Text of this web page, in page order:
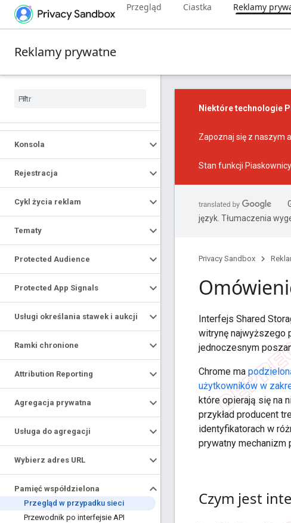
Przegląd Ciastka Reklamy
Reklamy prywatne
Konsola
Rejestracja
Cykl życia reklam
Tematy
Protected Audience
Protected App Signals
Usługi określania stawek i aukcji
Ramki chronione
Attribution Reporting
Agregacja prywatna
Usługa do agregacji
Wybierz adres URL
Pamięć współdzielona
Przegląd w przypadku sieci
Przewodnik po interfejsie API
Niektóre technologie
Zapoznaj się z naszym
Stan funkcji
język. Tłumaczenia
Privacy Sandbox
Interfejs Shared
witrynę najwyższego
jednoczesnym
Chrome ma
użytkowników w
które opierają się na
przykład producent
identyfikatorach w
prywatny mechanizm
Czym jest